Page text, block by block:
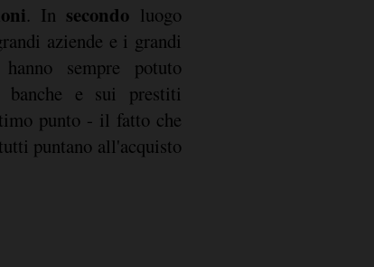
. In secondo luogo
aziende e i grandi
sempre potuto
banche e sui prestiti
punto - il fatto che
puntano all'acquisto